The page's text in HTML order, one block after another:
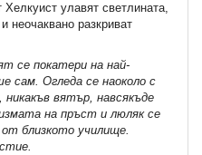
улавят светлината,
неочаквано разкриват
се покатери на най-
сам. Огледа се наоколо с
никакъв вятър, навсякъде
на пръст и люляк се
близкото училище.